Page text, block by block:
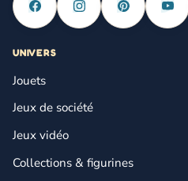
UNIVERS
Jouets
Jeux de société
Jeux vidéo
Collections & figurines